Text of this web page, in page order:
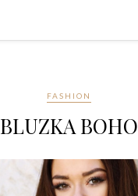
FASHION
BLUZKA BOHO